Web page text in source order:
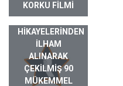
KORKU FILMI
GERÇEK HAYAT
HIKAYELERINDEN
ILHAM
ALINARAK
ÇEKILMIŞ 90
MÜKEMMEL